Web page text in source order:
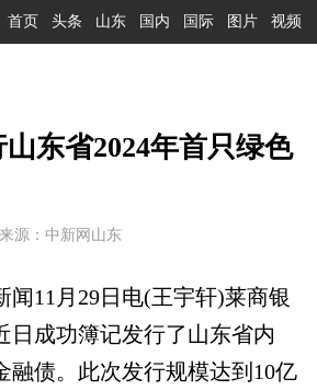
首页 头条 山东 国内 国际 图片 视频
东省2024年首只绿色
源：中新网山东
11月29日电(王宇轩)莱商银
日成功簿记发行了山东省内
融债。此次发行规模达到10亿